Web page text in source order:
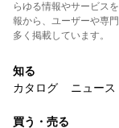
らゆる情報やサービス
報から、ユーザーや専
多く掲載しています。
知る
カタログ
ニュース
買う・売る